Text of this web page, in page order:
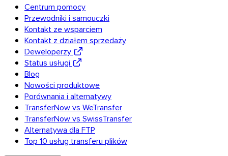
Centrum pomocy
Przewodniki i samouczki
Kontakt ze wsparciem
Kontakt z działem sprzedaży
Deweloperzy
Status usługi
Blog
Nowości produktowe
Porównania i alternatywy
TransferNow vs WeTransfer
TransferNow vs SwissTransfer
Alternatywa dla FTP
Top 10 usług transferu plików